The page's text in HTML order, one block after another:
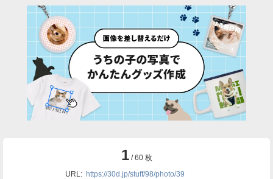
1 / 60 枚
URL: https://30d.jp/stuff/98/photo/39